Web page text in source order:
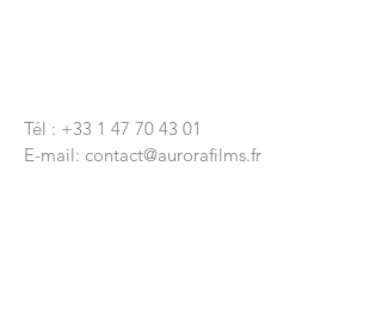
Tél : +33 1 47 70 43 01
E-mail: contact@aurorafilms.fr